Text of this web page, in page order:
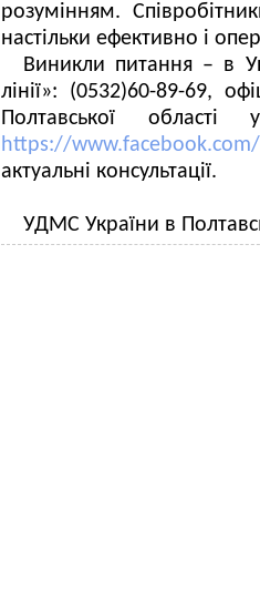
розумінням.
настільки ефективно і
Виникли питання – в
лінії»: (0532)60-89-69,
Полтавської
https://
актуальні консультації.
УДМС України в